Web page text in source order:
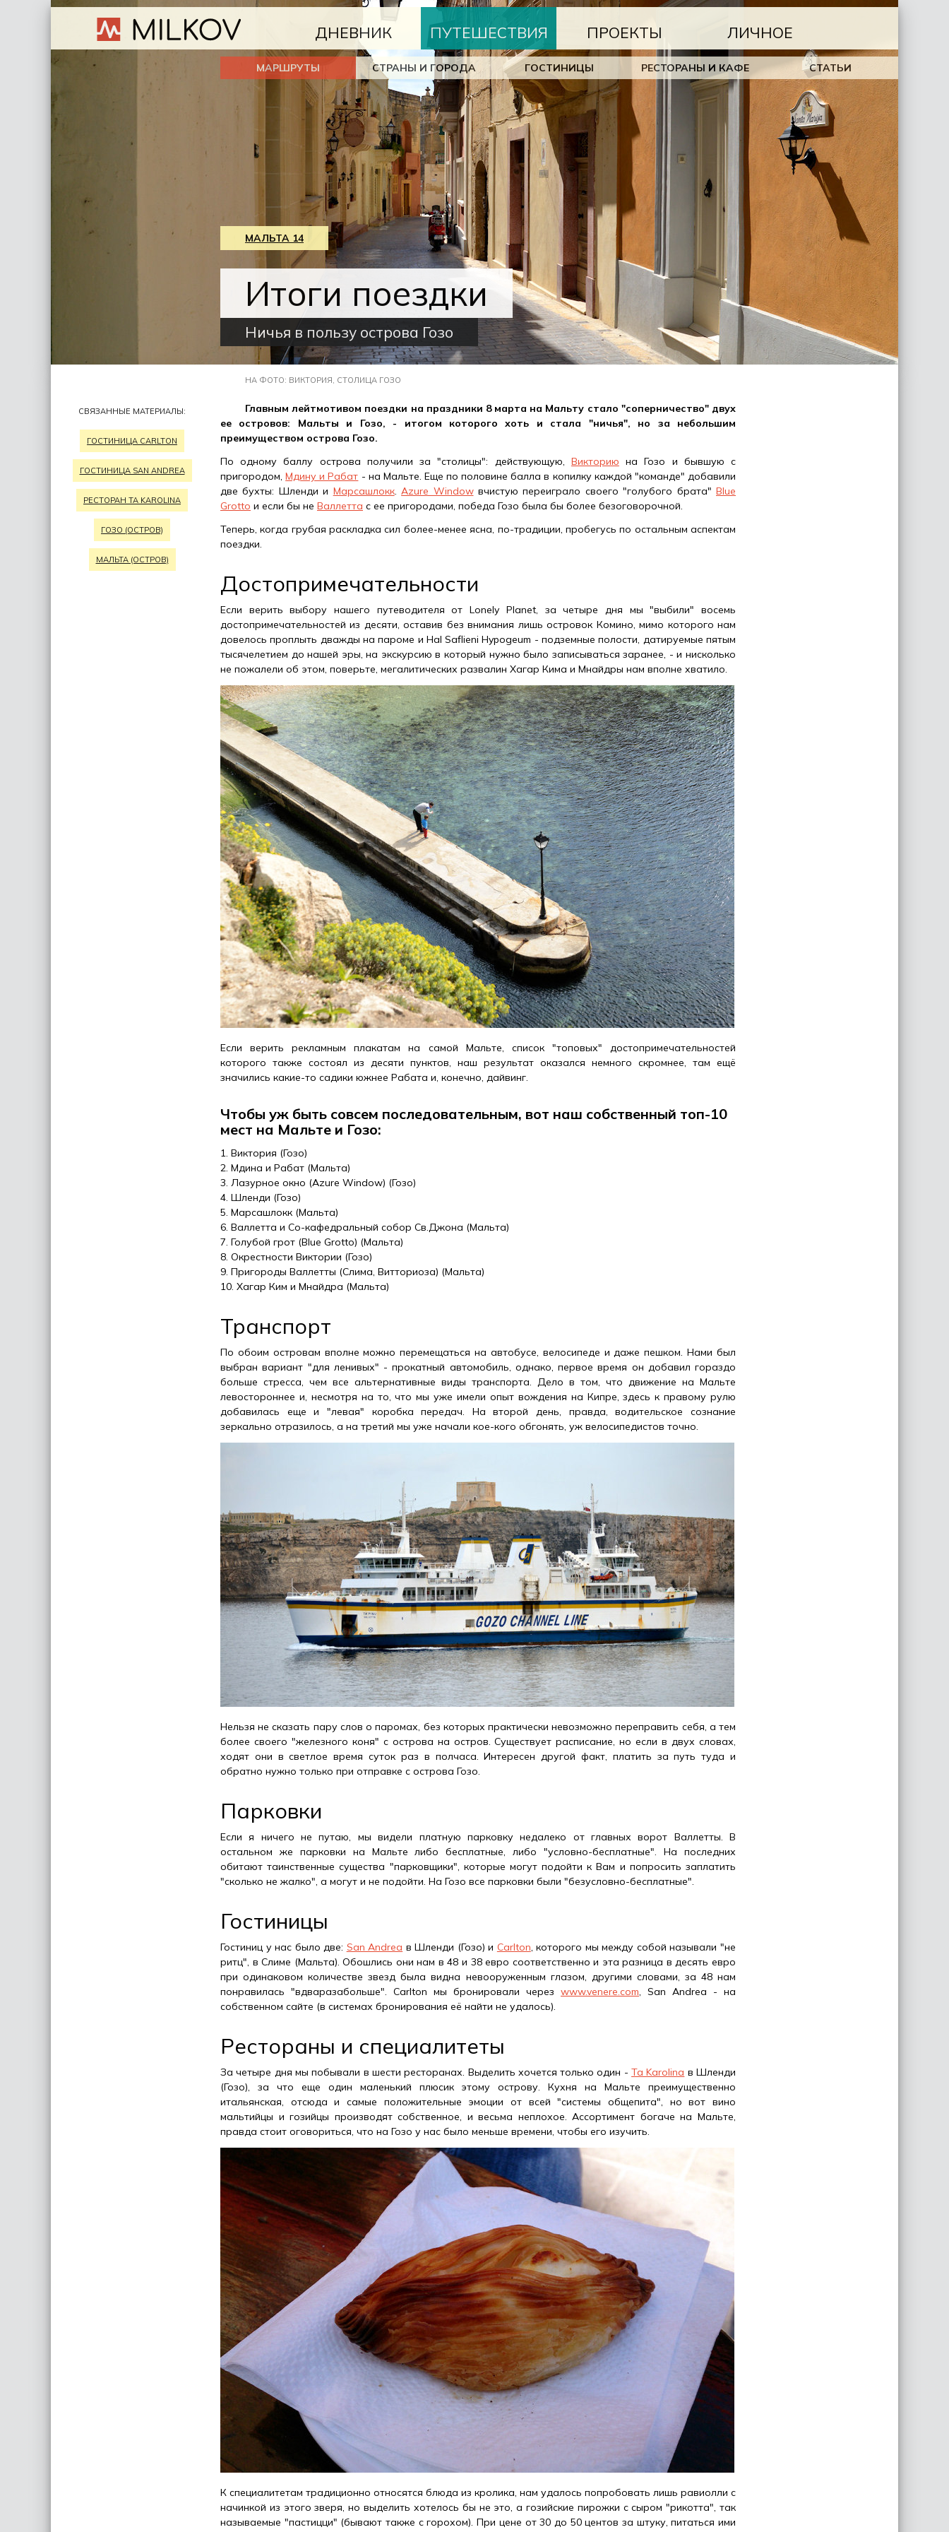
ДНЕВНИК ПУТЕШЕСТВИЯ
МАРШРУТЫ СТРАНЫ И ГОРОДА ГОСТИНИЦЫ РЕСТОРАНЫ И КАФЕ СТАТЬИ
ПРОЕКТЫ ЛИЧНОЕ
МАЛЬТА 14
Итоги поездки
Ничья в пользу острова Гозо
НА ФОТО: ВИКТОРИЯ, СТОЛИЦА ГОЗО
СВЯЗАННЫЕ МАТЕРИАЛЫ:
ГОСТИНИЦА CARLTON
ГОСТИНИЦА SAN ANDREA
РЕСТОРАН TA KAROLINA
ГОЗО (ОСТРОВ)
МАЛЬТА (ОСТРОВ)
Главным лейтмотивом поездки на праздники 8 марта на Мальту стало "соперничество" двух
ее островов: Мальты и Гозо, - итогом которого хоть и стала "ничья", но за небольшим
преимуществом острова Гозо.
По одному баллу острова получили за "столицы": действующую, Викторию на Гозо и бывшую с
пригородом,Мдину и Рабат - на Мальте. Еще по половине балла в копилку каждой "команде" добавили
две бухты: Шленди и Марсашлокк.Azure Windowвчистую переиграло своего "голубого брата"Blue
Grotto и если бы не Валлетта с ее пригородами, победа Гозо была бы более безоговорочной.
Теперь, когда грубая раскладка сил более-менее ясна, по-традиции, пробегусь по остальным аспектам
поездки.
Достопримечательности
Если верить выбору нашего путеводителя от Lonely Planet, за четыре дня мы "выбили" восемь
достопримечательностей из десяти, оставив без внимания лишь островок Комино, мимо которого нам
довелось проплыть дважды на пароме и Hal Saflieni Hypogeum - подземные полости, датируемые пятым
тысячелетием до нашей эры, на экскурсию в который нужно было записываться заранее, - и нисколько
не пожалели об этом, поверьте, мегалитических развалин Хагар Кима и Мнайдры нам вполне хватило.
Если верить рекламным плакатам на самой Мальте, список "топовых" достопримечательностей
которого также состоял из десяти пунктов, наш результат оказался немного скромнее, там ещё
значились какие-то садики южнее Рабата и, конечно, дайвинг.
Чтобы уж быть совсем последовательным, вот наш собственный топ-10
мест на Мальте и Гозо:
Виктория (Гозо)
Мдина и Рабат (Мальта)
Лазурное окно (Azure Window) (Гозо)
Шленди (Гозо)
Марсашлокк (Мальта)
Валлетта и Со-кафедральный собор Св.Джона (Мальта)
Голубой грот (Blue Grotto) (Мальта)
Окрестности Виктории (Гозо)
Пригороды Валлетты (Слима, Витториоза) (Мальта)
Хагар Ким и Мнайдра (Мальта)
Транспорт
По обоим островам вполне можно перемещаться на автобусе, велосипеде и даже пешком. Нами был
выбран вариант "для ленивых" - прокатный автомобиль, однако, первое время он добавил гораздо
больше стресса, чем все альтернативные виды транспорта. Дело в том, что движение на Мальте
левостороннее и, несмотря на то, что мы уже имели опыт вождения на Кипре, здесь к правому рулю
добавилась еще и "левая" коробка передач. На второй день, правда, водительское сознание
зеркально отразилось, а на третий мы уже начали кое-кого обгонять, уж велосипедистов точно.
Нельзя не сказать пару слов о паромах, без которых практически невозможно переправить себя, а тем
более своего "железного коня" с острова на остров. Существует расписание, но если в двух словах,
ходят они в светлое время суток раз в полчаса. Интересен другой факт, платить за путь туда и
обратно нужно только при отправке с острова Гозо.
Парковки
Если я ничего не путаю, мы видели платную парковку недалеко от главных ворот Валлетты. В
остальном же парковки на Мальте либо бесплатные, либо "условно-бесплатные". На последних
обитают таинственные существа "парковщики", которые могут подойти к Вам и попросить заплатить
"сколько не жалко", а могут и не подойти. На Гозо все парковки были "безусловно-бесплатные".
Гостиницы
Гостиниц у нас было две: San Andrea в Шленди (Гозо) и Carlton, которого мы между собой называли "не
ритц", в Слиме (Мальта). Обошлись они нам в 48 и 38 евро соответственно и эта разница в десять евро
при одинаковом количестве звезд была видна невооруженным глазом, другими словами, за 48 нам
понравилась "вдваразабольше". Carlton мы бронировали через www.venere.com, San Andrea - на
собственном сайте (в системах бронирования её найти не удалось).
Рестораны и специалитеты
За четыре дня мы побывали в шести ресторанах. Выделить хочется только один -Ta Karolina в Шленди
(Гозо), за что еще один маленький плюсик этому острову. Кухня на Мальте преимущественно
итальянская, отсюда и самые положительные эмоции от всей "системы общепита", но вот вино
мальтийцы и гозийцы производят собственное, и весьма неплохое. Ассортимент богаче на Мальте,
правда стоит оговориться, что на Гозо у нас было меньше времени, чтобы его изучить.
К специалитетам традиционно относятся блюда из кролика, нам удалось попробовать лишь равиолли с
начинкой из этого зверя, но выделить хотелось бы не это, а гозийские пирожки с сыром "рикотта", так
называемые "пастицци" (бывают также с горохом). При цене от 30 до 50 центов за штуку, питаться ими